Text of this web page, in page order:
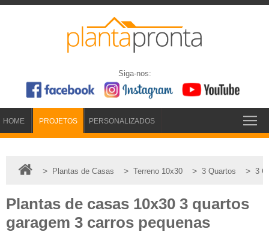
Siga-nos:
HOME PROJETOS PERSONALIZADOS
> Plantas de Casas > Terreno 10x30 > 3 Quartos > 3
Plantas de casas 10x30 3 quartos
garagem 3 carros pequenas